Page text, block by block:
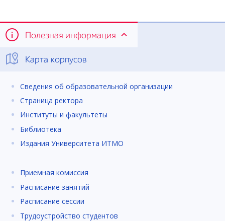
Полезная информация
Карта корпусов
Сведения об образовательной организации
Страница ректора
Институты и факультеты
Библиотека
Издания Университета ИТМО
Приемная комиссия
Расписание занятий
Расписание сессии
Трудоустройство студентов